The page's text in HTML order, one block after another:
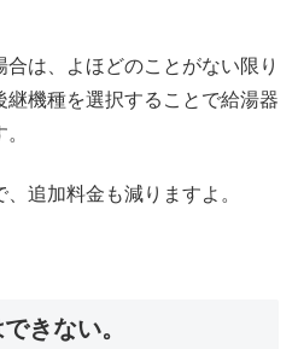
は、よほどのことがない限り
機種を選択することで給湯器
追加料金も減りますよ。
きない。